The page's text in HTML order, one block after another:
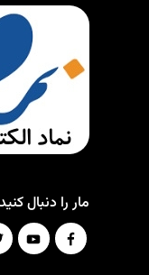
مار را دنبال کنید